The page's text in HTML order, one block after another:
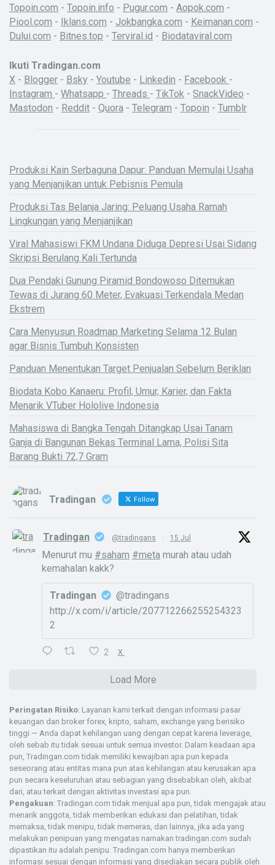
Topoin.com - Topoin.info - Pugur.com - Aopok.com -
Piool.com - Iklans.com - Jokbangka.com - Keimanan.com -
Dului.com - Bitnes.top - Terviral.id - Biodataviral.com
Ikuti Tradingan.com
X - Blogger - Bsky - Youtube - Linkedin - Facebook -
Instagram - Whatsapp - Threads - TikTok - SnackVideo -
Mastodon - Reddit - Quora - Telegram - Topoin - Tumblr
Produksi Kain Serbaguna Dapur: Panduan Memulai Usaha
yang Menjanjikan untuk Pebisnis Pemula
Produksi Tas Belanja Jaring: Peluang Usaha Ramah
Lingkungan yang Menjanjikan
Viral Mahasiswi FKM Undana Diduga Depresi Usai Sidang
Skripsi Berulang Kali Tertunda
Dua Pendaki Gunung Piramid Bondowoso Ditemukan
Tewas di Jurang 60 Meter, Evakuasi Terkendala Medan
Ekstrem
Cara Menyusun Roadmap Marketing Selama 12 Bulan
agar Bisnis Tumbuh Konsisten
Panduan Menentukan Target Penjualan Sebelum Beriklan
Biodata Kobo Kanaeru: Profil, Umur, Karier, dan Fakta
Menarik VTuber Hololive Indonesia
Mahasiswa di Bangka Tengah Ditangkap Usai Tanam
Ganja di Bangunan Bekas Terminal Lama, Polisi Sita
Barang Bukti 72,7 Gram
Tradingan Follow
Tradingan @tradingans · 15 Jul
Menurut mu #saham #meta murah atau udah
kemahalan kakk?
Tradingan
@tradingans
http://x.com/i/article/207712266255254323
2
2 X
Load More
Peringatan Risiko: Layanan kami terkait dengan informasi pasar
keuangan dan broker forex, kripto, saham, exchange yang berisiko
tinggi — Anda dapat kehilangan uang dengan cepat karena leverage,
oleh sebab itu tidak sesuai untuk semua investor. Dalam keadaan apa
pun, Tradingan.com tidak memiliki kewajiban apa pun kepada
seseorang atau entitas mana pun atas kehilangan atau kerusakan apa
pun secara keseluruhan atau sebagian yang disebabkan oleh, akibat
dari, atau terkait dengan aktivitas investasi apa pun.
Pengakuan: Tradingan.com tidak menjual apa pun, tidak mengajak atau
menarik anggota, tidak memberikan edukasi dan pelatihan, tidak
memaksa, tidak menipu, tidak memeras, dan lainnya, jika ada yang
melakukan penipuan yang mengatas namakan tradingan.com sudah
dipastikan itu adalah penipu. Tradingan.com hanya memberikan
informasi sesuai dengan informasi yang disediakan secara publik oleh